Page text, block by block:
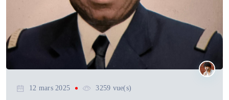
12 mars 2025 3259 vue(s)